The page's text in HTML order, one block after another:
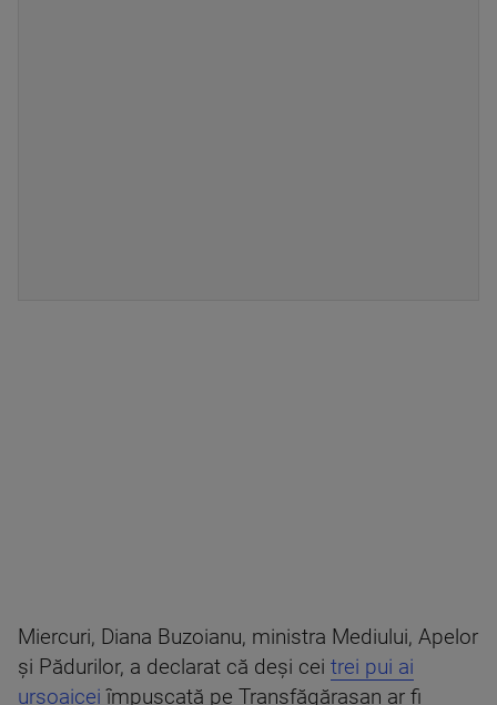
Miercuri, Diana Buzoianu, ministra Mediului, Apelor
şi Pădurilor, a declarat că deşi cei trei pui ai
ursoaicei împuşcată pe Transfăgăraşan ar fi